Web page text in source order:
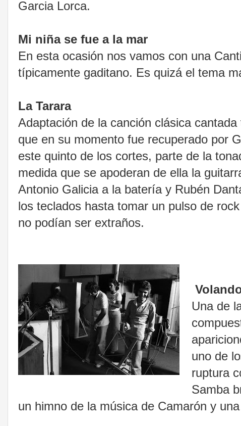
Garcia Lorca.
Mi niña se fue a la mar
En esta ocasión nos vamos con una
típicamente gaditano. Es quizá el tema
La Tarara
Adaptación de la canción clásica
que en su momento fue recuperado por
este quinto de los cortes, parte de la
medida que se apoderan de ella la
Antonio Galicia a la batería y Rubén
los teclados hasta tomar un pulso de
no podían ser extraños.
Una de
uno de
ruptura
Samba
un himno de la música de Camarón y